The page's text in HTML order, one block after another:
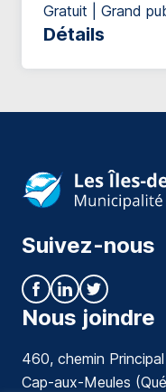
Gratuit | Grand
Détails
Suivez-nous
Nous joindre
460, chemin Principal
Cap-aux-Meules